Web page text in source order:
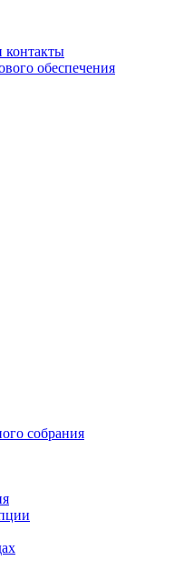
контакты
обеспечения
собрания